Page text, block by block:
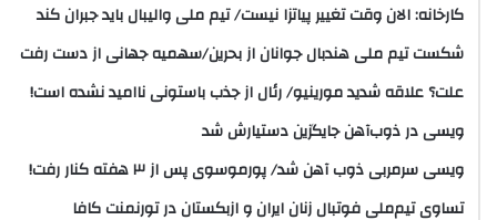
کارخانه: الان وقت تغییر پیاتزا نیست/ تیم ملی والیبال باید جبران کند
شکست تیم ملی هندبال جوانان از بحرین/سهمیه جهانی از دست رفت
علت؟ علاقه شدید مورینیو/ رئال از جذب باستونی ناامید نشده است!
ویسی در ذوب‌آهن جایگزین دستیارش شد
ویسی سرمربی ذوب آهن شد/ پورموسوی پس از ۳ هفته کنار رفت!
تساوی تیم‌ملی فوتبال زنان ایران و ازبکستان در تورنمنت کافا